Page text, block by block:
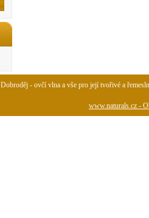
Dobroděj - ovčí vlna a vše pro její tvořivé a
www.naturals.cz -